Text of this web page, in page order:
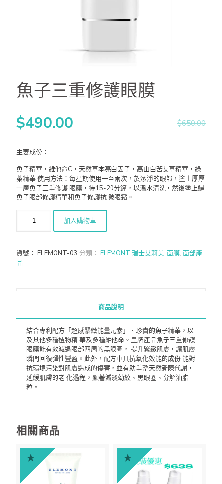
魚子三重修護眼膜
$650.00
$490.00
主要成份：
魚子精華，維他命C，天然草本亮白因子，高山白苦艾草精華，綠
茶精華 使用方法：每星期使用一至兩次，於潔淨的眼部，塗上厚厚
一層魚子三重修護 眼膜，待15-20分鐘，以溫水清洗，然後塗上鱘
魚子眼部修護精華和魚子修護抗 皺眼霜。
加入購物車
貨號： ELEMONT-03 分類： ELEMONT 瑞士艾莉美, 面膜, 面部產
品
商品說明
結合專利配方「超感緊緻能量元素」、珍貴的魚子精華，以
及其他多種植物精 華及多種維他命。皇牌產品魚子三重修護
眼膜能有效減退眼部四周的黑眼圈， 提升緊緻肌膚，讓肌膚
瞬間回復彈性豐盈。此外，配方中具抗氧化效能的成份 能對
抗環境污染對肌膚造成的傷害，並有助重整天然新陳代謝，
延緩肌膚的老 化過程，顯著減淡幼紋、黑眼圈、分解油脂
粒。
相關商品